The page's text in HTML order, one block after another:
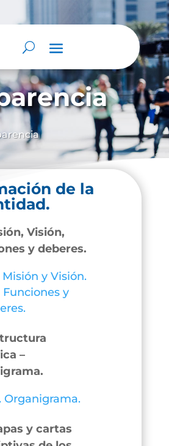
de la
Visión,
y deberes.
Misión y Visión.
Funciones y
–
Organigrama.
y cartas